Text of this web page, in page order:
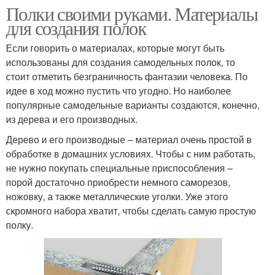
Полки своими руками. Материалы
для создания полок
Если говорить о материалах, которые могут быть
использованы для создания самодельных полок, то
стоит отметить безграничность фантазии человека. По
идее в ход можно пустить что угодно. Но наиболее
популярные самодельные варианты создаются, конечно,
из дерева и его производных.
Дерево и его производные – материал очень простой в
обработке в домашних условиях. Чтобы с ним работать,
не нужно покупать специальные приспособления –
порой достаточно приобрести немного саморезов,
ножовку, а также металлические уголки. Уже этого
скромного набора хватит, чтобы сделать самую простую
полку.